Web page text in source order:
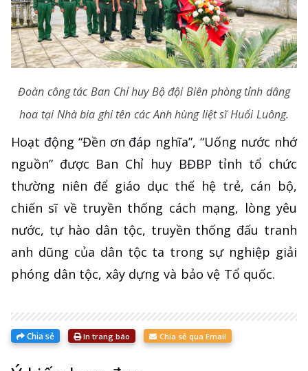
Đoàn công tác Ban Chỉ huy Bộ đội Biên phòng tỉnh dâng
hoa tại Nhà bia ghi tên các Anh hùng liệt sĩ Huổi Luông.
Hoạt động “Đền ơn đáp nghĩa”, “Uống nước nhớ
nguồn” được Ban Chỉ huy BĐBP tỉnh tổ chức
thường niên để giáo dục thế hệ trẻ, cán bộ,
chiến sĩ về truyền thống cách mạng, lòng yêu
nước, tự hào dân tộc, truyền thống đấu tranh
anh dũng của dân tộc ta trong sự nghiệp giải
phóng dân tộc, xây dựng và bảo vệ Tổ quốc.
Chia sẻ In trang báo Chia sẻ qua Email